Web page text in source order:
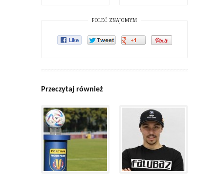
POLEĆ ZNAJOMYM
Przeczytaj również